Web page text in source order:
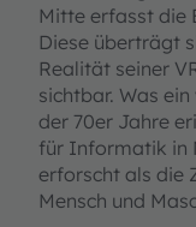
Mitte erfasst die
Diese überträgt
Realität seiner
sichtbar. Was
der 70er Jahre
für Informatik in
erforscht als die
Mensch und